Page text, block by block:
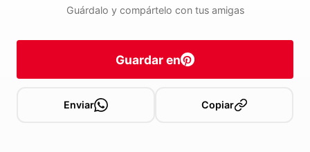
Guárdalo y compártelo con tus amigas
Guardar en
Enviar Copiar